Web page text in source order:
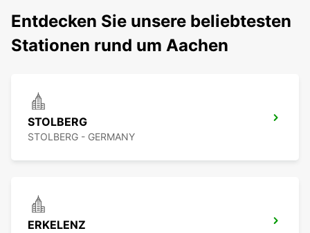
Entdecken Sie unsere beliebtesten
Stationen rund um Aachen
STOLBERG
STOLBERG - GERMANY
ERKELENZ